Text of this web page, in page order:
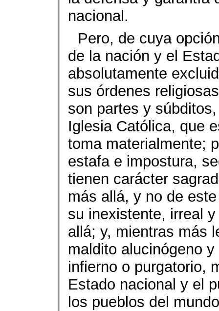
nacional.
Pero, de cuya
de la nación y el
absolutamente
sus órdenes
son partes y
Iglesia Católica, que
toma materialmente;
estafa e impostura,
tienen carácter
más allá, y no de
su inexistente, irreal
allá; y, mientras más
maldito alucinógeno
infierno o purgatorio,
Estado nacional y el
los pueblos del